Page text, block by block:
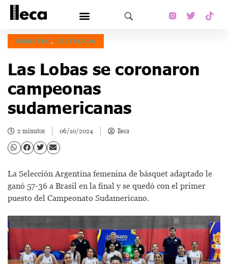
BUENARDO , DESTACADA
Las Lobas se coronaron
campeonas
sudamericanas
2 minutos 06/10/2024 lleca
La Selección Argentina femenina de básquet adaptado le
ganó 57-36 a Brasil en la final y se quedó con el primer
puesto del Campeonato Sudamericano.